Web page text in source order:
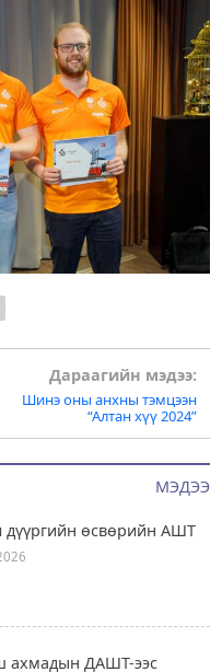
МЭДЭЭ
дүүргийн өсвөрийн АШТ
ахмадын ДАШТ-ээс
Дараагийн мэдээ:
Шинэ оны анхны тэмцээн
“Алтан хүү 2024”